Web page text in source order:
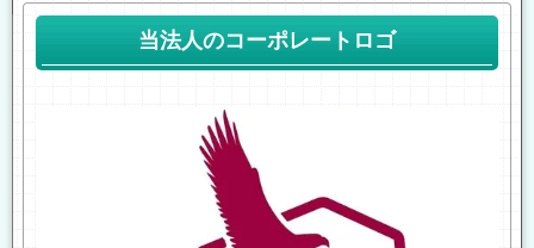
当法人のコーポレートロゴ